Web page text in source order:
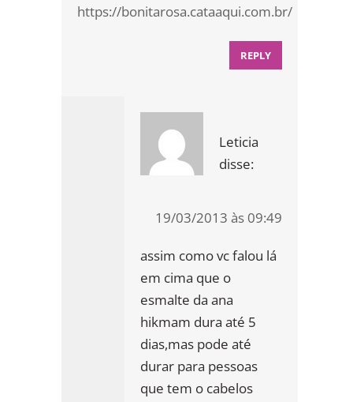
https://bonitarosa.cataaqui.com.br/
REPLY
Leticia
disse:
19/03/2013 às 09:49
assim como vc falou lá
em cima que o
esmalte da ana
hikmam dura até 5
dias,mas pode até
durar para pessoas
que tem o cabelos